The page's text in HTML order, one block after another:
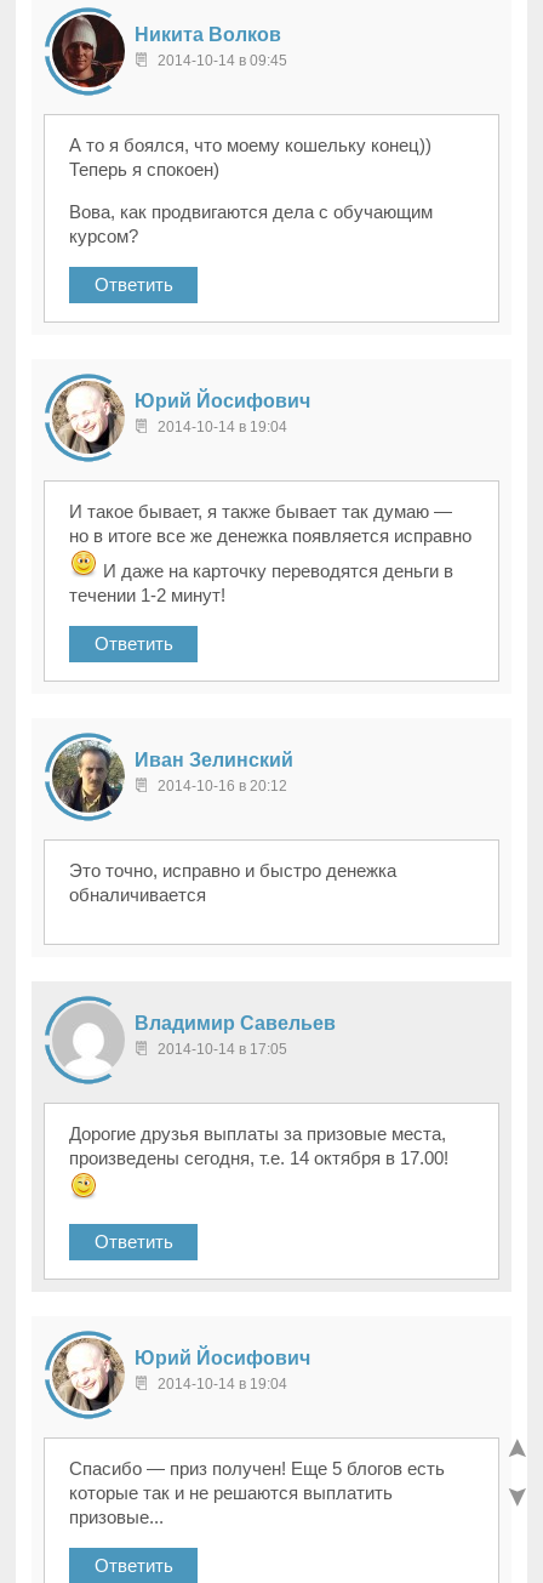
Никита Волков
2014-10-14 в 09:45
А то я боялся, что моему кошельку конец))
Теперь я спокоен)
Вова, как продвигаются дела с обучающим
курсом?
Ответить
Юрий Йосифович
2014-10-14 в 19:04
И такое бывает, я также бывает так думаю —
но в итоге все же денежка появляется исправно
И даже на карточку переводятся деньги в
течении 1-2 минут!
Ответить
Иван Зелинский
2014-10-16 в 20:12
Это точно, исправно и быстро денежка
обналичивается
Владимир Савельев
2014-10-14 в 17:05
Дорогие друзья выплаты за призовые места,
произведены сегодня, т.е. 14 октября в 17.00!
Ответить
Юрий Йосифович
2014-10-14 в 19:04
Спасибо — приз получен! Еще 5 блогов есть
которые так и не решаются выплатить
призовые...
Ответить